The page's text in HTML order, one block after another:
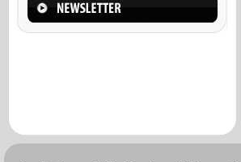
Mercoledì 22 marzo 2023
Suono l'ukulele in 8 lezioni